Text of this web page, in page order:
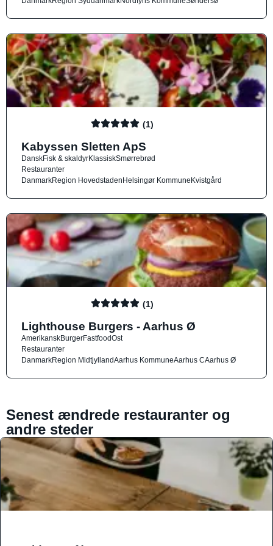
(1)
Kabyssen Sletten ApS
DanskFisk & skaldyrKlassiskSmørrebrød
Restauranter
DanmarkRegion HovedstadenHelsingør KommuneKvistgård
(1)
Lighthouse Burgers - Aarhus Ø
AmerikanskBurgerFastfoodOst
Restauranter
DanmarkRegion MidtjyllandAarhus KommuneAarhus CAarhus Ø
Senest ændrede restauranter og
andre steder